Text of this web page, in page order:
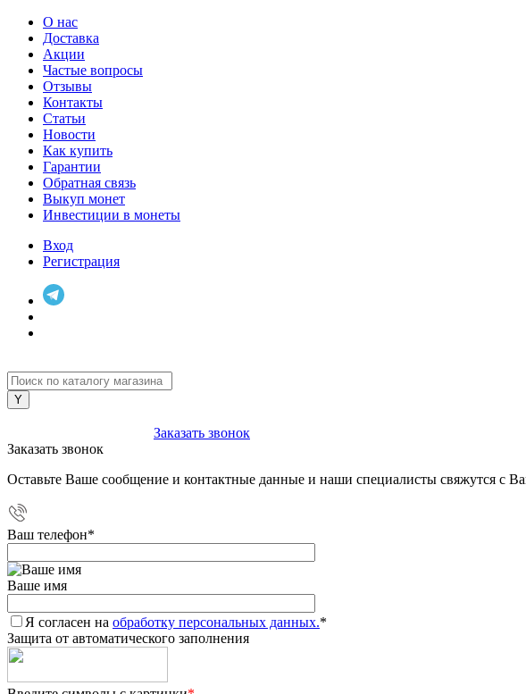
О нас
Доставка
Акции
Частые вопросы
Отзывы
Контакты
Статьи
Новости
Как купить
Гарантии
Обратная связь
Выкуп монет
Инвестиции в монеты
Вход
Регистрация
Заказать звонок
Заказать звонок
Оставьте Ваше сообщение и контактные данные и наши специалисты свяжутся с
Ваш телефон*
Ваше имя
Я согласен на обработку персональных данных.*
Защита от автоматического заполнения